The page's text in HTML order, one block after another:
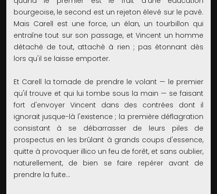
bourgeoise, le second est un rejeton élevé sur le pavé.
Mais Carell est une force, un élan, un tourbillon qui
entraîne tout sur son passage, et Vincent un homme
détaché de tout, attaché à rien ; pas étonnant dès
lors qu'il se laisse emporter.
Et Carell la tornade de prendre le volant — le premier
qu'il trouve et qui lui tombe sous la main — se faisant
fort d'envoyer Vincent dans des contrées dont il
ignorait jusque-là l'existence ; la première déflagration
consistant à se débarrasser de leurs piles de
prospectus en les brûlant à grands coups d'essence,
quitte à provoquer illico un feu de forêt, et sans oublier,
naturellement, de bien se faire repérer avant de
prendre la fuite…